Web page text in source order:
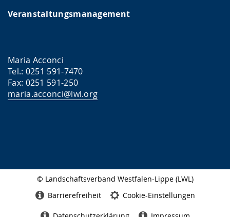
Veranstaltungsmanagement
Maria Acconci
Tel.: 0251 591-7470
Fax: 0251 591-250
maria.acconci@lwl.org
© Landschaftsverband Westfalen-Lippe (LWL)
Barrierefreiheit Cookie-Einstellungen